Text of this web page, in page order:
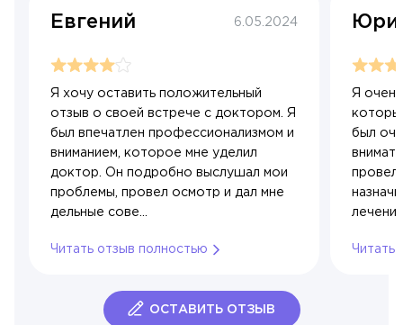
Евгений 6.05.2024
Я хочу оставить положительный
отзыв о своей встрече с доктором. Я
был впечатлен профессионализмом и
вниманием, которое мне уделил
доктор. Он подробно выслушал мои
проблемы, провел осмотр и дал мне
дельные сове...
Читать отзыв полностью
Я
был
провел
Читать
ОСТАВИТЬ ОТЗЫВ
Юдина Вероника Максимовна